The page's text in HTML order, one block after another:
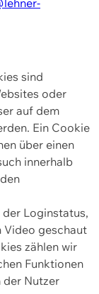
sind
oder
auf dem
Ein Cookie
über einen
innerhalb
Loginstatus,
Video geschaut
zählen wir
Funktionen
der Nutzer